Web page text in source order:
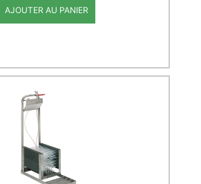
AJOUTER AU PANIER